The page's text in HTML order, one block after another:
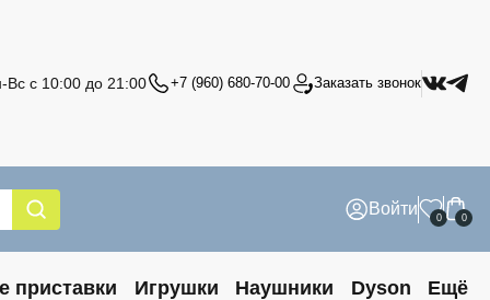
Вс с 10:00 до 21:00 +7 (960) 680-70-00 Заказать звонок
Войти 0 0
приставки Игрушки Наушники Dyson Ещё